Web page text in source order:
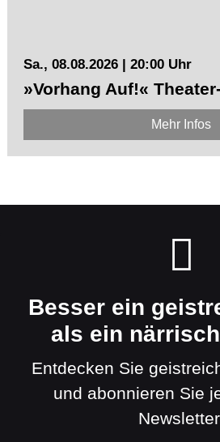
Sa., 08.08.2026 | 20:00 Uhr
»Vorhang Auf!«
Mehr Infos
Besser ein
als ein
Entdecken Sie
und abonnieren Sie